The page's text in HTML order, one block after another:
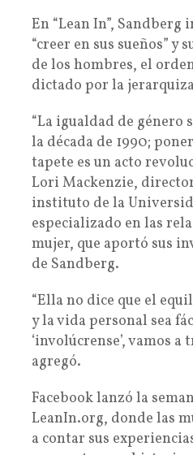
En “Lean In”, Sandberg
“creer en sus sueños” y
de los hombres, el
dictado por la
“La igualdad de género
la década de 1990;
tapete es un acto
Lori Mackenzie,
instituto de la
especializado en las
mujer, que aportó sus
de Sandberg.
“Ella no dice que el
y la vida personal sea
‘involúcrense’, vamos a
agregó.
Facebook lanzó la
LeanIn.org, donde las
a contar sus